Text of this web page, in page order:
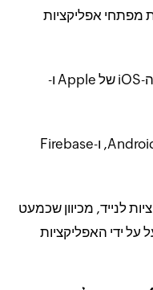
מפתחי אפליקציות
Swift ו-Objective-C, במקרה של ה-iOS של Apple ו-
Android, Java, Kotlin, Android JetPack, ו-Firebase
לנייד, מכיוון שכמעט
על ידי האפליקציות